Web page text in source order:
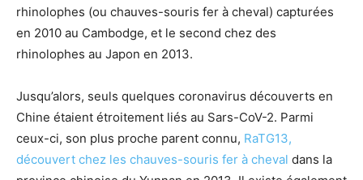
rhinolophes (ou chauves-souris fer à cheval) capturées
en 2010 au Cambodge, et le second chez des
rhinolophes au Japon en 2013.
Jusqu’alors, seuls quelques coronavirus découverts en
Chine étaient étroitement liés au Sars-CoV-2. Parmi
ceux-ci, son plus proche parent connu, RaTG13,
découvert chez les chauves-souris fer à cheval dans la